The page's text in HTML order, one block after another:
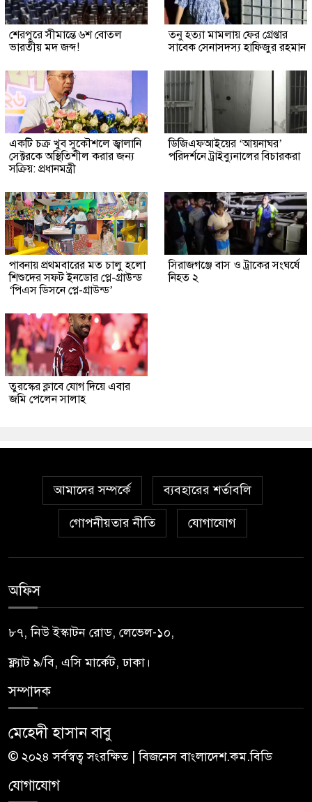
শেরপুরে সীমান্তে ৬শ বোতল
ভারতীয় মদ জব্দ!
তনু হত্যা মামলায় ফের গ্রেপ্তার
সাবেক সেনাসদস্য হাফিজুর রহমান
একটি চক্র খুব সুকৌশলে জ্বালানি
সেক্টরকে অস্থিতিশীল করার জন্য
সক্রিয়: প্রধানমন্ত্রী
ডিজিএফআইয়ের ‘আয়নাঘর’
পরিদর্শনে ট্রাইব্যুনালের বিচারকরা
পাবনায় প্রথমবারের মত চালু হলো
শিশুদের সফট ইনডোর প্লে-গ্রাউন্ড
‘পিএস ডিসনে প্লে-গ্রাউন্ড’
সিরাজগঞ্জে বাস ও ট্রাকের সংঘর্ষে
নিহত ২
তুরস্কের ক্লাবে যোগ দিয়ে এবার
জমি পেলেন সালাহ
আমাদের সম্পর্কে ব্যবহারের শর্তাবলি
গোপনীয়তার নীতি যোগাযোগ
অফিস
৮৭, নিউ ইস্কাটন রোড, লেভেল-১০,
ফ্ল্যাট ৯/বি, এসি মার্কেট, ঢাকা।
সম্পাদক
মেহেদী হাসান বাবু
© ২০২৪ সর্বস্বত্ব সংরক্ষিত | বিজনেস বাংলাদেশ.কম.বিডি
যোগাযোগ